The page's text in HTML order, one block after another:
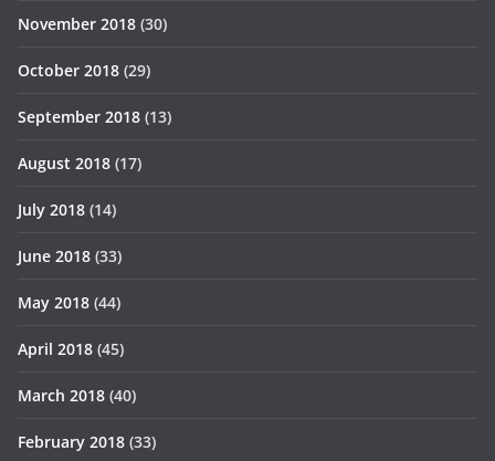
November 2018 (30)
October 2018 (29)
September 2018 (13)
August 2018 (17)
July 2018 (14)
June 2018 (33)
May 2018 (44)
April 2018 (45)
March 2018 (40)
February 2018 (33)